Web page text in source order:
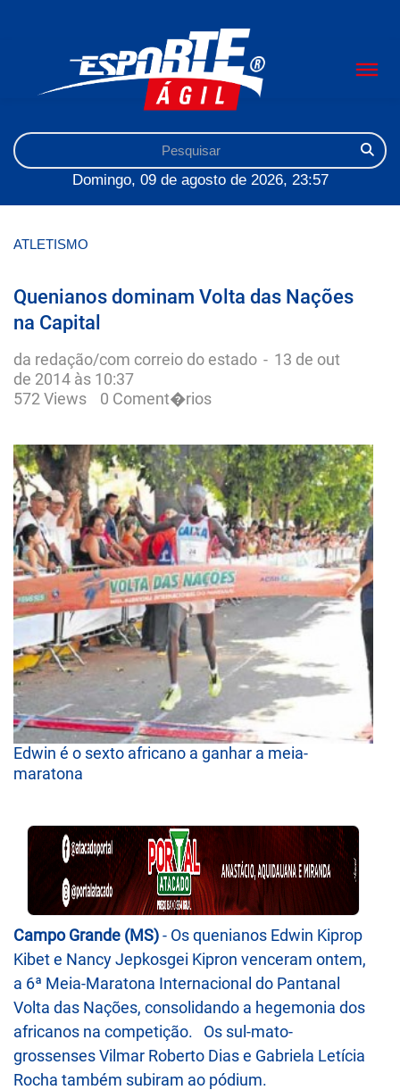
Domingo, 09 de agosto de 2026, 23:57
ATLETISMO
Quenianos dominam Volta das Nações
na Capital
da redação/com correio do estado - 13 de out
de 2014 às 10:37
572 Views
0 Coment�rios
Edwin é o sexto africano a ganhar a meia-
maratona
Campo Grande (MS)- Os quenianos Edwin Kiprop
Kibet e Nancy Jepkosgei Kipron venceram ontem,
a 6ª Meia-Maratona Internacional do Pantanal
Volta das Nações, consolidando a hegemonia dos
africanos na competição. Os sul-mato-
grossenses Vilmar Roberto Dias e Gabriela Letícia
Rocha também subiram ao pódium.